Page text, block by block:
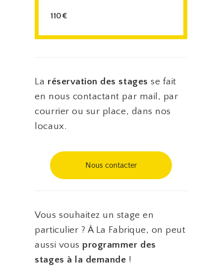
110€
La réservation des stages se fait
en nous contactant par mail, par
courrier ou sur place, dans nos
locaux.
Nous contacter
Vous souhaitez un stage en
particulier ? À La Fabrique, on peut
aussi vous programmer des
stages à la demande !